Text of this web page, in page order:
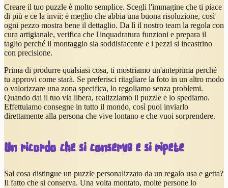
Creare il tuo puzzle è molto semplice. Scegli l'immagine che ti piace
di più e ce la invii; è meglio che abbia una buona risoluzione, così
ogni pezzo mostra bene il dettaglio. Da lì il nostro team la regola con
cura artigianale, verifica che l'inquadratura funzioni e prepara il
taglio perché il montaggio sia soddisfacente e i pezzi si incastrino
con precisione.
Prima di produrre qualsiasi cosa, ti mostriamo un'anteprima perché
tu approvi come starà. Se preferisci ritagliare la foto in un altro modo
o valorizzare una zona specifica, lo regoliamo senza problemi.
Quando dai il tuo via libera, realizziamo il puzzle e lo spediamo.
Effettuiamo consegne in tutto il mondo, così puoi inviarlo
direttamente alla persona che vive lontano e che vuoi sorprendere.
Un ricordo che si conserva e si ripete
Sai cosa distingue un puzzle personalizzato da un regalo usa e getta?
Il fatto che si conserva. Una volta montato, molte persone lo